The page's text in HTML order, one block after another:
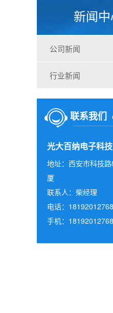
新闻
公司新闻
行业新闻
联系我们
光大百纳电子科
地址：西安市科技
厦
联系人：柴经理
电话：18192012768
手机：18192012768